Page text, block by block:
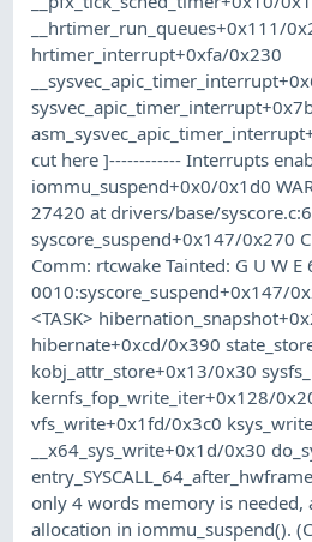
__hrtimer_run_queues+0x111/
hrtimer_interrupt+0xfa/0x230
cut here ]------------ Interrupts
iommu_suspend+0x0/0x1d0
27420 at drivers/base/
syscore_suspend+0x147/0x270
Comm: rtcwake Tainted: G U W
0010:syscore_suspend+0x147/
<TASK>
hibernate+0xcd/0x390
kobj_attr_store+0x13/0x30
kernfs_fop_write_iter+0x128/
vfs_write+0x1fd/0x3c0
__x64_sys_write+0x1d/0x30
only 4 words memory is
allocation in iommu_suspend().